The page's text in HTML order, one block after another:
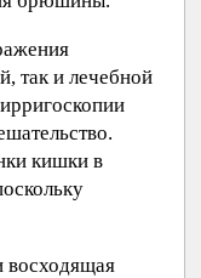
так и лечебной
кишки в
восходящая